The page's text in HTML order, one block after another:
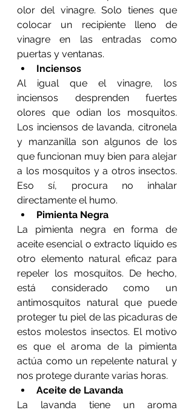
olor del vinagre. Solo tienes que
colocar un recipiente lleno de
vinagre en las entradas como
puertas y ventanas.
Inciensos
Al igual que el vinagre, los
inciensos desprenden fuertes
olores que odian los mosquitos.
Los inciensos de lavanda, citronela
y manzanilla son algunos de los
que funcionan muy bien para alejar
a los mosquitos y a otros insectos.
Eso sí, procura no inhalar
directamente el humo.
Pimienta Negra
La pimienta negra en forma de
aceite esencial o extracto líquido es
otro elemento natural eficaz para
repeler los mosquitos. De hecho,
está considerado como un
antimosquitos natural que puede
proteger tu piel de las picaduras de
estos molestos insectos. El motivo
es que el aroma de la pimienta
actúa como un repelente natural y
nos protege durante varias horas.
Aceite de Lavanda
La lavanda tiene un aroma